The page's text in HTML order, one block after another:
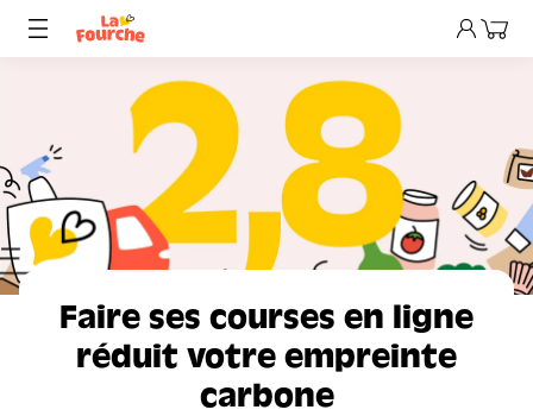
Mon
Faire ses courses en ligne
réduit votre empreinte
carbone